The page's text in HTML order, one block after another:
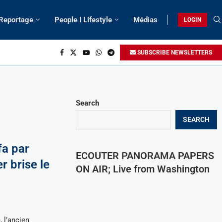
People I Lifestyle Médias LOGIN
SUBSCRIBE NEWSLETTERS
par
brise le
l’ancien
Search
SEARCH
ECOUTER PANORAMA PAPERS
ON AIR; Live from Washington